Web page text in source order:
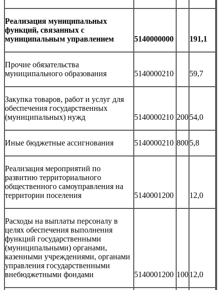
Реализация муниципальных
функций, связанных с
муниципальным управлением
5140000000 191,1
Прочие обязательства
муниципального образования
5140000210 59,7
Закупка товаров, работ и услуг для
обеспечения государственных
(муниципальных) нужд
5140000210 20054,0
Иные бюджетные ассигнования 5140000210 8005,8
Реализация мероприятий по
развитию территориального
общественного самоуправления на
территории поселения
5140001200 12,0
Расходы на выплаты персоналу в
целях обеспечения выполнения
функций государственными
(муниципальными) органами,
казенными учреждениями, органами
управления государственными
внебюджетными фондами
5140001200 10012,0